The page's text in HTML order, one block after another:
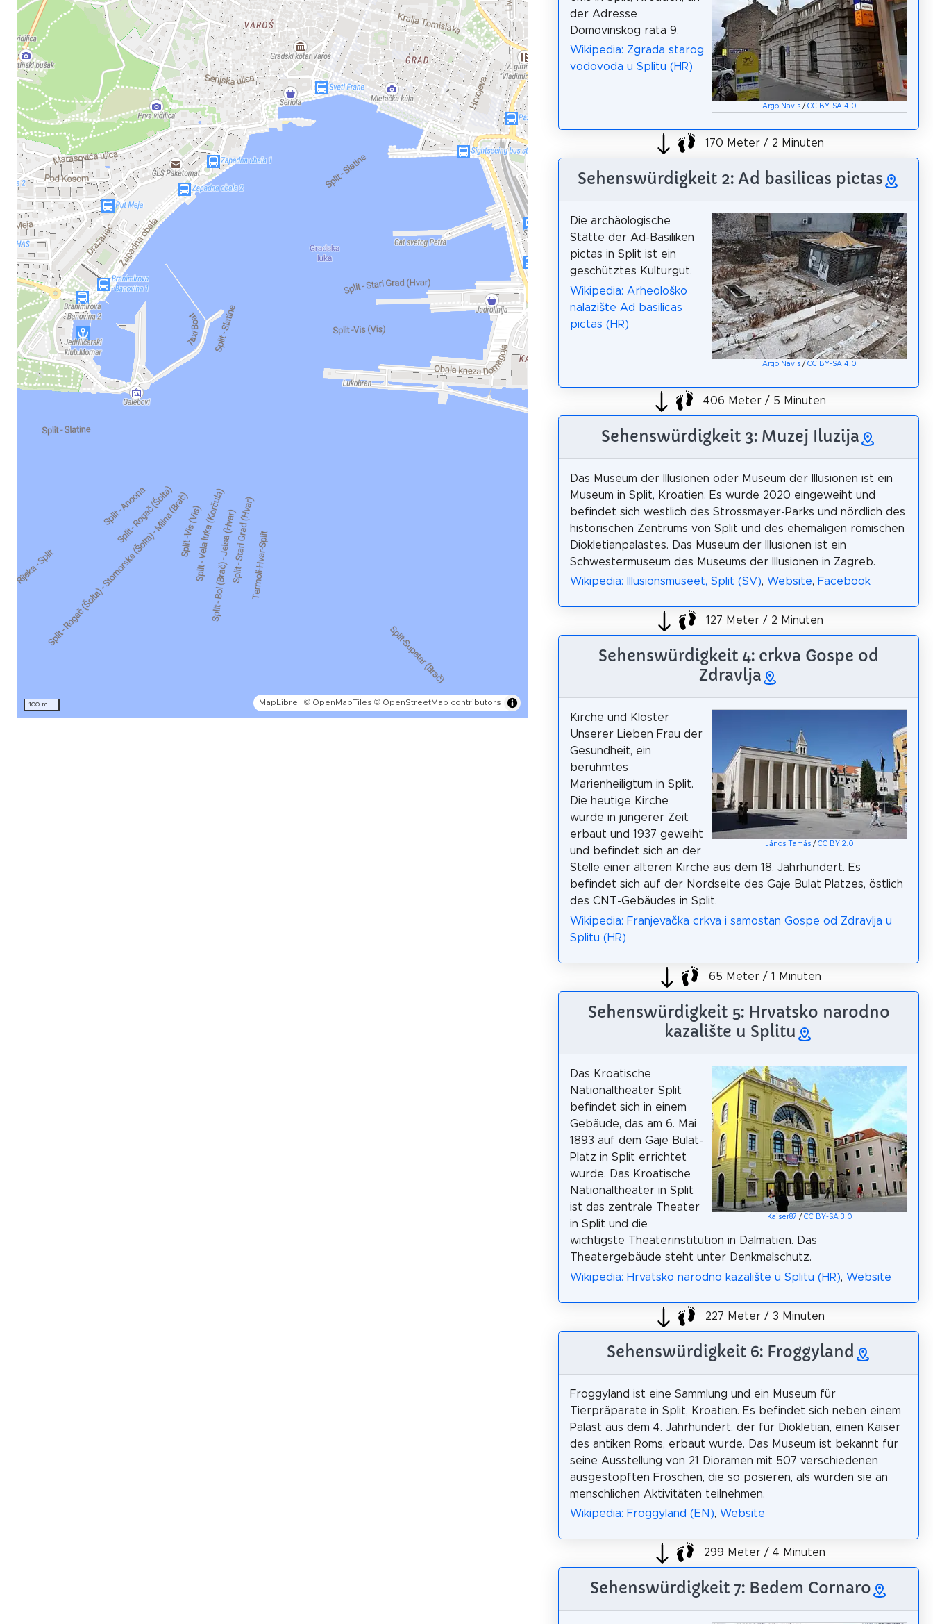
100 m MapLibre | © OpenMapTiles © OpenStreetMap contributors
Argo Navis /CC BY-SA 4.0
der Adresse
Domovinskog rata 9.
Wikipedia: Zgrada starog
vodovoda u Splitu (HR)
170 Meter / 2 Minuten
Sehenswürdigkeit 2: Ad basilicas pictas
Argo Navis /CC BY-SA 4.0
Die archäologische
Stätte der Ad-Basiliken
pictas in Split ist ein
geschütztes Kulturgut.
Wikipedia: Arheološko
nalazište Ad basilicas
pictas (HR)
406 Meter / 5 Minuten
Sehenswürdigkeit 3: Muzej Iluzija
Das Museum der Illusionen oder Museum der Illusionen ist ein
Museum in Split, Kroatien. Es wurde 2020 eingeweiht und
befindet sich westlich des Strossmayer-Parks und nördlich des
historischen Zentrums von Split und des ehemaligen römischen
Diokletianpalastes. Das Museum der Illusionen ist ein
Schwestermuseum des Museums der Illusionen in Zagreb.
Wikipedia: Illusionsmuseet, Split (SV), Website, Facebook
127 Meter / 2 Minuten
Sehenswürdigkeit 4: crkva Gospe od
Zdravlja
János Tamás /CC BY 2.0
Kirche und Kloster
Unserer Lieben Frau der
Gesundheit, ein
berühmtes
Marienheiligtum in Split.
Die heutige Kirche
wurde in jüngerer Zeit
erbaut und 1937 geweiht
und befindet sich an der
Stelle einer älteren Kirche aus dem 18. Jahrhundert. Es
befindet sich auf der Nordseite des Gaje Bulat Platzes, östlich
des CNT-Gebäudes in Split.
Wikipedia: Franjevačka crkva i samostan Gospe od Zdravlja u
Splitu (HR)
65 Meter / 1 Minuten
Sehenswürdigkeit 5: Hrvatsko narodno
kazalište u Splitu
Kaiser87 / CC BY-SA 3.0
Das Kroatische
Nationaltheater Split
befindet sich in einem
Gebäude, das am 6. Mai
1893 auf dem Gaje Bulat-
Platz in Split errichtet
wurde. Das Kroatische
Nationaltheater in Split
ist das zentrale Theater
in Split und die
wichtigste Theaterinstitution in Dalmatien. Das
Theatergebäude steht unter Denkmalschutz.
Wikipedia: Hrvatsko narodno kazalište u Splitu (HR), Website
227 Meter / 3 Minuten
Sehenswürdigkeit 6: Froggyland
Froggyland ist eine Sammlung und ein Museum für
Tierpräparate in Split, Kroatien. Es befindet sich neben einem
Palast aus dem 4. Jahrhundert, der für Diokletian, einen Kaiser
des antiken Roms, erbaut wurde. Das Museum ist bekannt für
seine Ausstellung von 21 Dioramen mit 507 verschiedenen
ausgestopften Fröschen, die so posieren, als würden sie an
menschlichen Aktivitäten teilnehmen.
Wikipedia: Froggyland (EN), Website
299 Meter / 4 Minuten
Sehenswürdigkeit 7: Bedem Cornaro